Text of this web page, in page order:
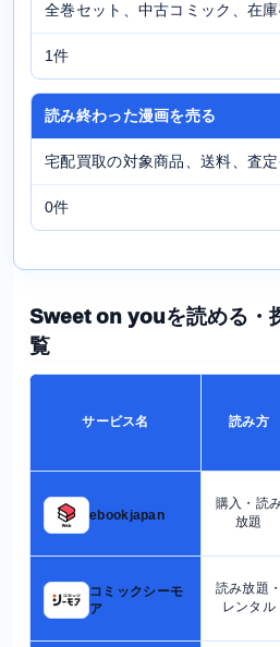
全巻セット、中古コミック、在庫
1件
読み終わった漫画を売る
宅配買取の対象商品、送料、査定
0件
Sweet on youを読める・
覧
サービス名 読み方
ebookjapan
購入・読
放題
コミックシーモ
ア
読み放題・
レンタル